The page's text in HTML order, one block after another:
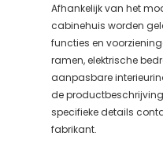
Afhankelijk van het
cabinehuis worden
functies en
ramen, elektrische
aanpasbare
de
specifieke details
fabrikant.